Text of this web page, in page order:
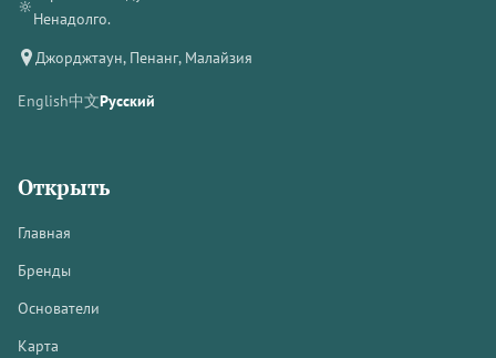
🔆
Ненадолго.
Джорджтаун, Пенанг, Малайзия
English中文Русский
Открыть
Главная
Бренды
Основатели
Карта